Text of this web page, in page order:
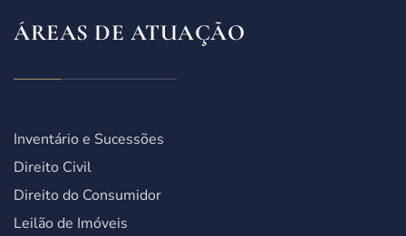
ÁREAS DE ATUAÇÃO
Inventário e Sucessões
Direito Civil
Direito do Consumidor
Leilão de Imóveis